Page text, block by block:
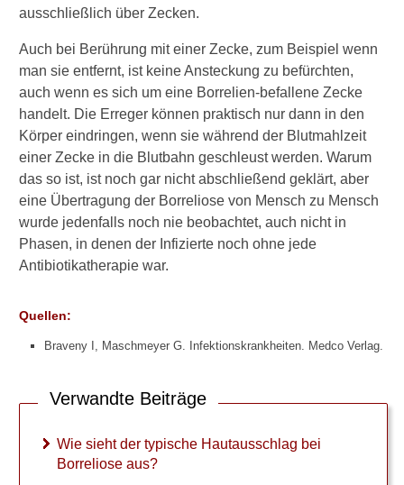
ausschließlich über Zecken.
Auch bei Berührung mit einer Zecke, zum Beispiel wenn
man sie entfernt, ist keine Ansteckung zu befürchten,
auch wenn es sich um eine Borrelien-befallene Zecke
handelt. Die Erreger können praktisch nur dann in den
Körper eindringen, wenn sie während der Blutmahlzeit
einer Zecke in die Blutbahn geschleust werden. Warum
das so ist, ist noch gar nicht abschließend geklärt, aber
eine Übertragung der Borreliose von Mensch zu Mensch
wurde jedenfalls noch nie beobachtet, auch nicht in
Phasen, in denen der Infizierte noch ohne jede
Antibiotikatherapie war.
Quellen:
Braveny I, Maschmeyer G. Infektionskrankheiten. Medco Verlag.
Verwandte Beiträge
Wie sieht der typische Hautausschlag bei
Borreliose aus?
► Gesundheitsthemen
Diagnostik
Behandlung
►
Symptome
►
Diagnostik
&
Therapieverfahren
►